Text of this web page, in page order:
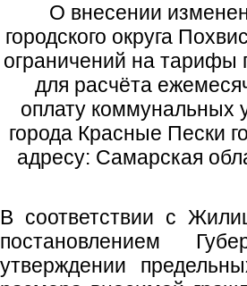
О внесении
городского округа
ограничений на
для расчёта
оплату коммунальных
города Красные Пески
адресу: Самарская
В соответствии с
постановлением
утверждении